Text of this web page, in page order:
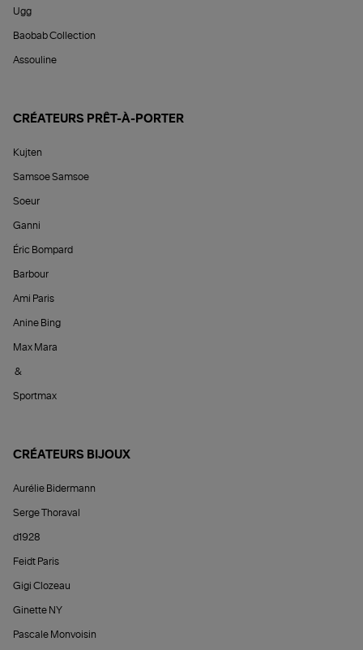
Ugg
Baobab Collection
Assouline
CRÉATEURS PRÊT-À-PORTER
Kujten
Samsoe Samsoe
Soeur
Ganni
Éric Bompard
Barbour
Ami Paris
Anine Bing
Max Mara
&
Sportmax
CRÉATEURS BIJOUX
Aurélie Bidermann
Serge Thoraval
d1928
Feidt Paris
Gigi Clozeau
Ginette NY
Pascale Monvoisin